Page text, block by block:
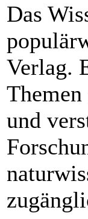
Das
Verlag.
und